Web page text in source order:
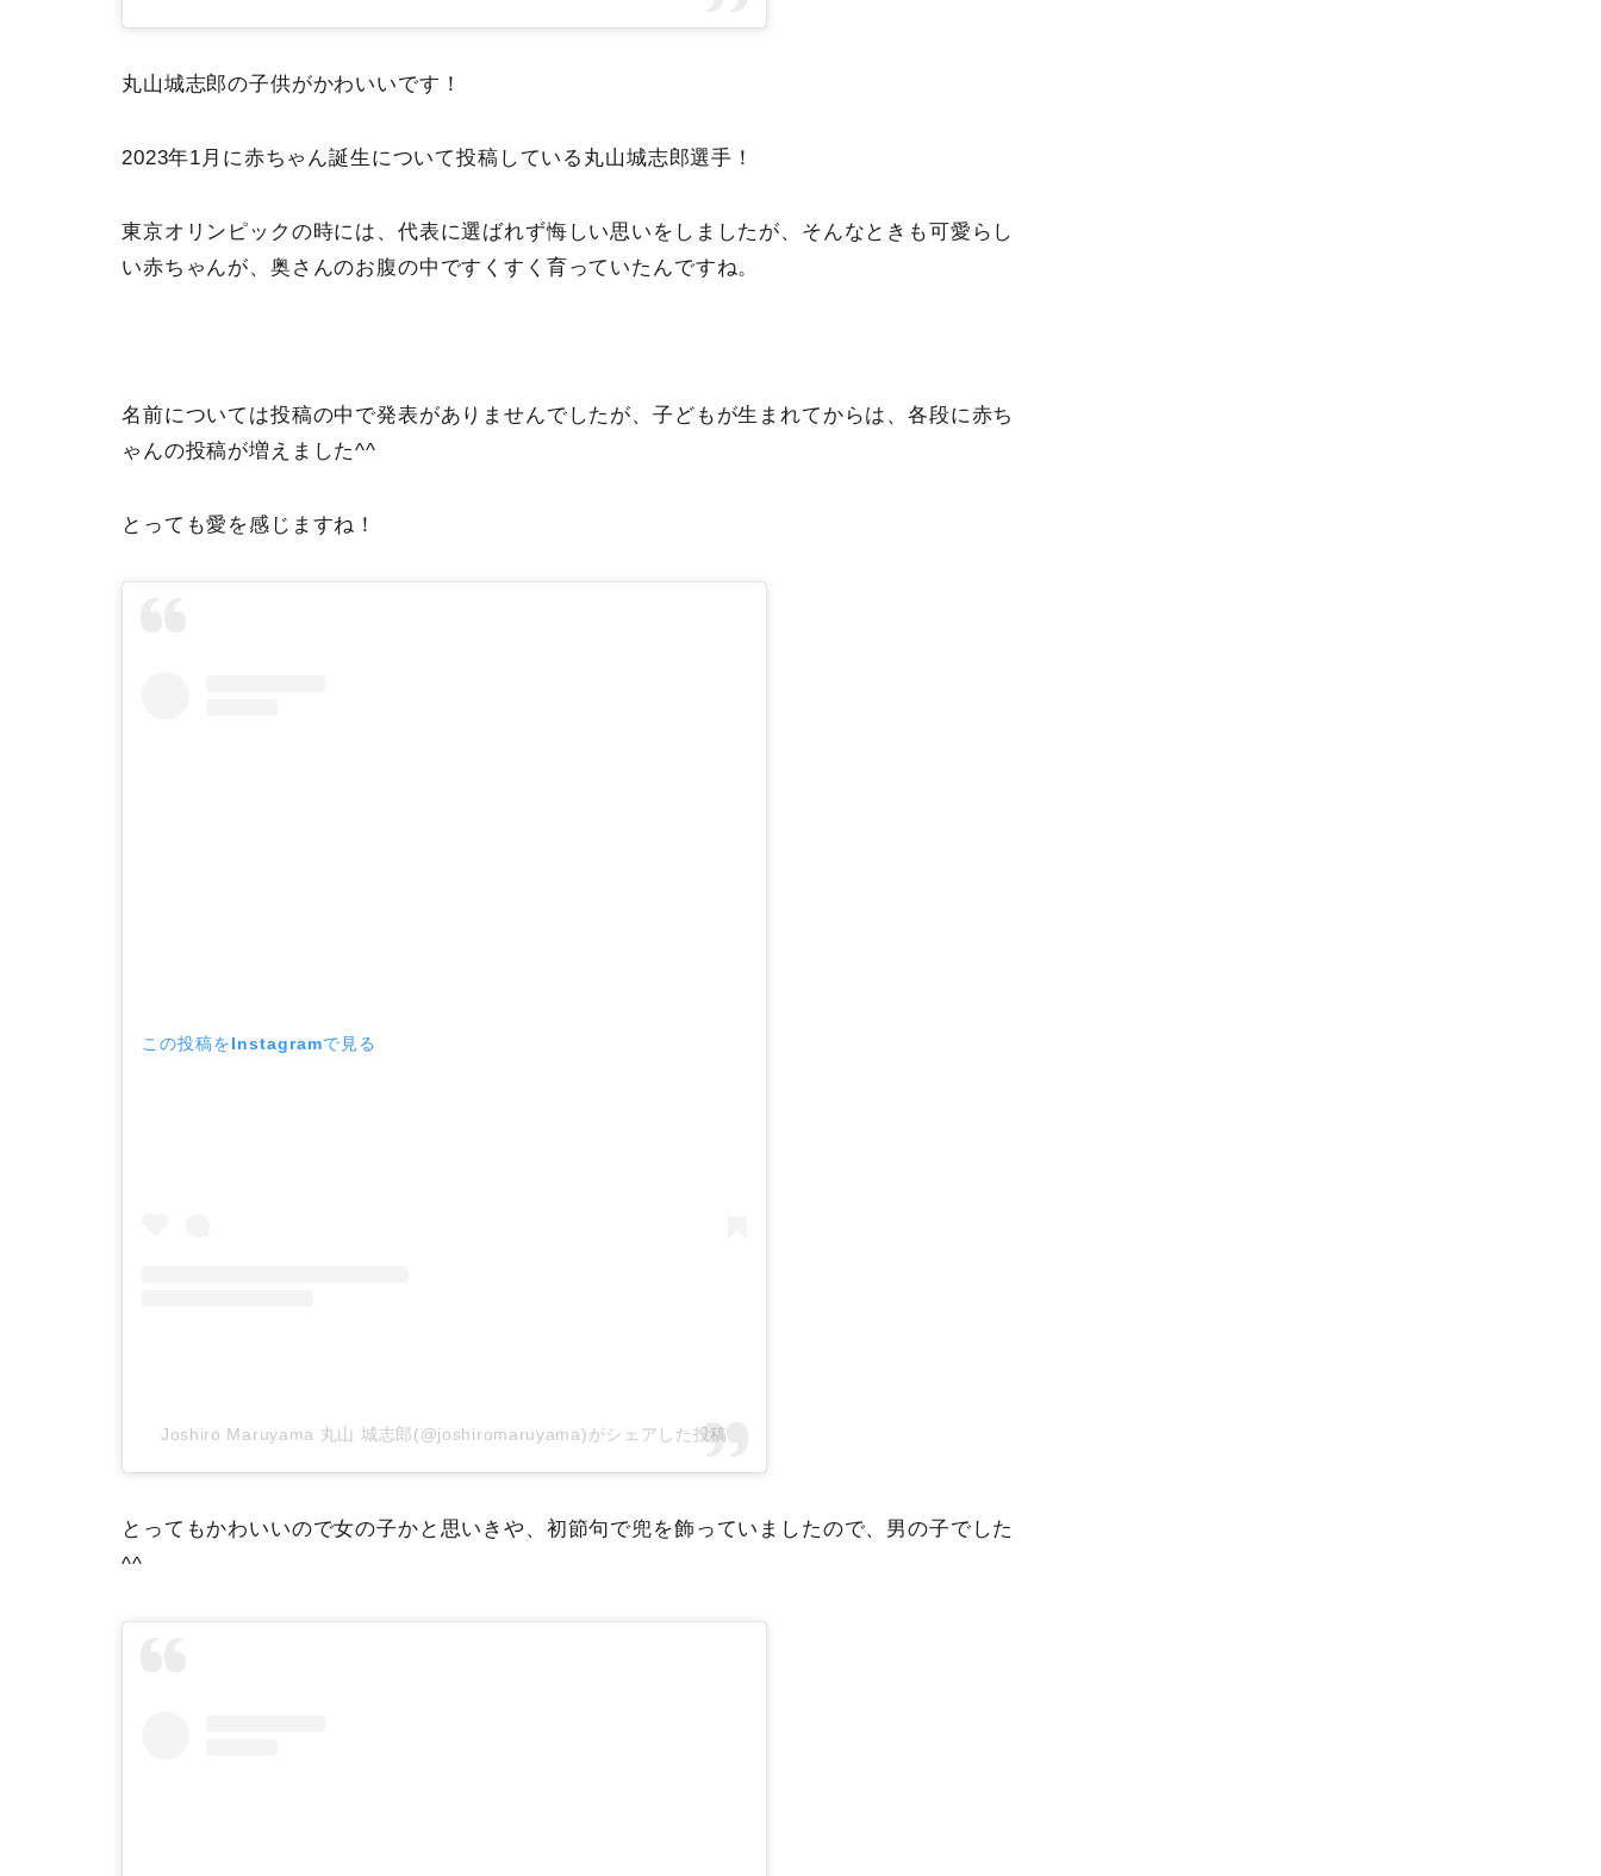
丸山城志郎の子供がかわいいです！
2023年1月に赤ちゃん誕生について投稿している丸山城志郎選手！
東京オリンピックの時には、代表に選ばれず悔しい思いをしましたが、そんなときも可愛らし
い赤ちゃんが、奥さんのお腹の中ですくすく育っていたんですね。
名前については投稿の中で発表がありませんでしたが、子どもが生まれてからは、各段に赤ち
ゃんの投稿が増えました^^
とっても愛を感じますね！
この投稿をInstagramで見る
Joshiro Maruyama 丸山 城志郎(@joshiromaruyama)がシェアした投稿
とってもかわいいので女の子かと思いきや、初節句で兜を飾っていましたので、男の子でした
^^